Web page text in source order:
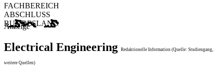
FACHBEREICH
ABSCHLUSS
BUNDESLAND
Anzeige
Electrical Engineering Redaktionelle Information (Quelle: Studiengang,
weitere Quellen)